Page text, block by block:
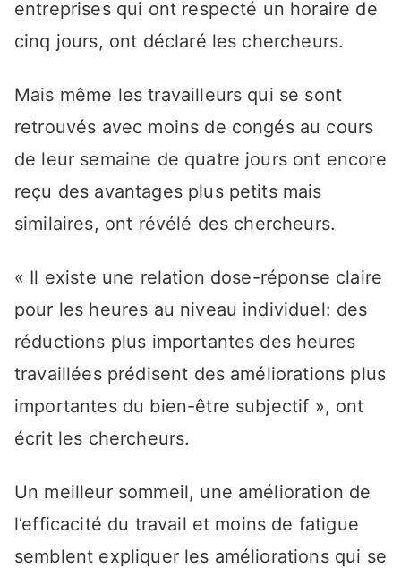
entreprises qui ont respecté un horaire de
cinq jours, ont déclaré les chercheurs.
Mais même les travailleurs qui se sont
retrouvés avec moins de congés au cours
de leur semaine de quatre jours ont encore
reçu des avantages plus petits mais
similaires, ont révélé des chercheurs.
« Il existe une relation dose-réponse claire
pour les heures au niveau individuel: des
réductions plus importantes des heures
travaillées prédisent des améliorations plus
importantes du bien-être subjectif », ont
écrit les chercheurs.
Un meilleur sommeil, une amélioration de
l’efficacité du travail et moins de fatigue
semblent expliquer les améliorations qui se